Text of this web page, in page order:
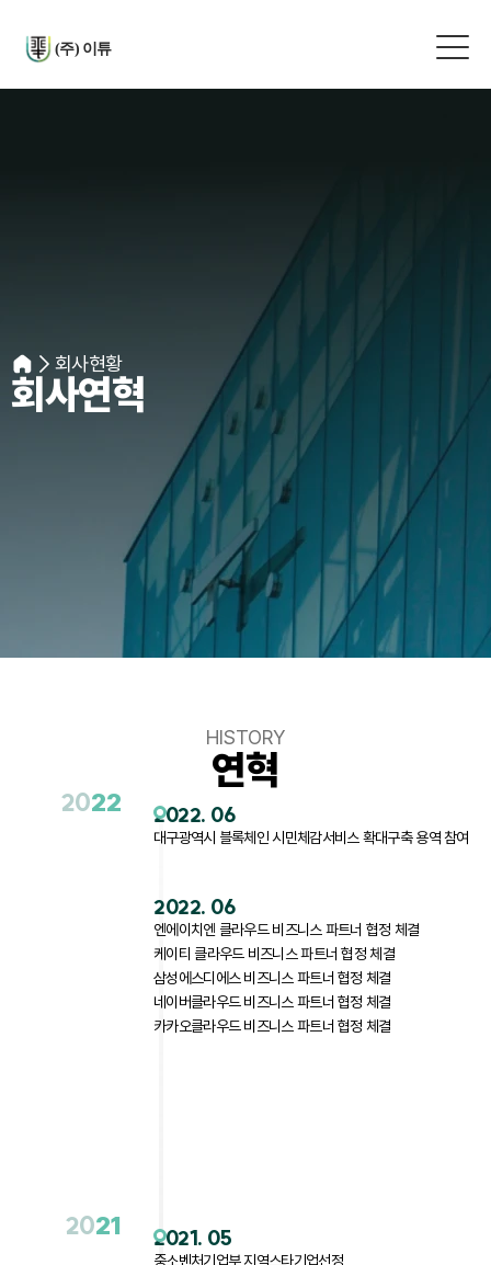
(주) 이튜
회사현황
회사연혁
HISTORY
연혁
2022 2022. 06
대구광역시 블록체인 시민체감서비스 확대구축 용역 참여
2022. 06
엔에이치엔 클라우드 비즈니스 파트너 협정 체결
케이티 클라우드 비즈니스 파트너 협정 체결
삼성에스디에스 비즈니스 파트너 협정 체결
네이버클라우드 비즈니스 파트너 협정 체결
카카오클라우드 비즈니스 파트너 협정 체결
2021 2021. 05
중소벤처기업부 지역스타기업선정